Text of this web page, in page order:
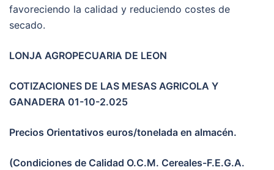
favoreciendo la calidad y reduciendo costes de
secado.
LONJA AGROPECUARIA DE LEON
COTIZACIONES DE LAS MESAS AGRICOLA Y
GANADERA 01-10-2.025
Precios Orientativos euros/tonelada en almacén.
(Condiciones de Calidad O.C.M. Cereales-F.E.G.A.